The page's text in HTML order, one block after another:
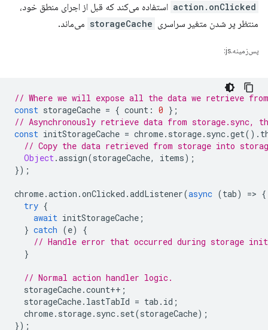
action.onClicked استفاده می‌کند که قبل از اجرای منطق خود،
منتظر پر شدن متغیر سراسری storageCache می‌ماند.
پس‌زمینه.js:
// Where we will expose all the data we retrieve
const storageCache = { count : 0 };
// Asynchronously retrieve data from storage.sync,
const initStorageCache = chrome. storage. sync.get().
// Copy the data retrieved from storage into
Object.assign(storageCache, items);
});
chrome.action .onClicked .addListener(async (tab) => {
try {
await initStorageCache ;
} catch (e)
{
// Handle error that occurred during storage
}
// Normal action handler logic.
storageCache.count++ ;
storageCache. lastTabId = tab . id ;
chrome. storage. sync. set(storageCache);
});